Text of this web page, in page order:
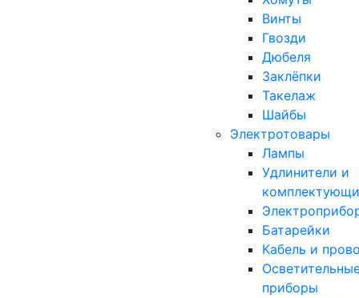
Винты
Гвозди
Дюбеля
Заклёпки
Такелаж
Шайбы
Электротовары
Лампы
Удлинители и
Батарейки
Кабель и
приборы